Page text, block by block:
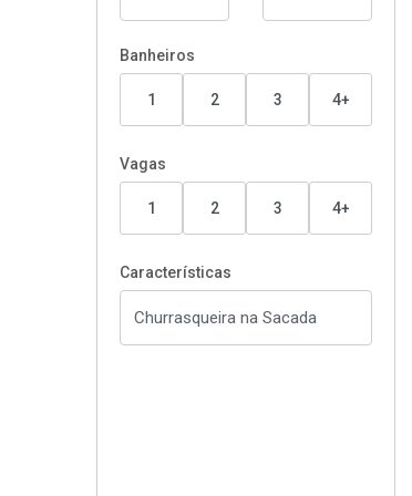
Banheiros
1 2 3 4+
Vagas
1 2 3 4+
Características